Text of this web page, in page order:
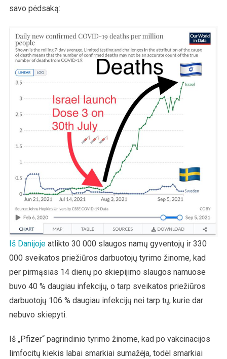
savo pėdsaką:
Iš Danijoje atlikto 30 000 slaugos namų gyventojų ir 330
000 sveikatos priežiūros darbuotojų tyrimo žinome, kad
per pirmąsias 14 dienų po skiepijimo slaugos namuose
buvo 40 % daugiau infekcijų, o tarp sveikatos priežiūros
darbuotojų 106 % daugiau infekcijų nei tarp tų, kurie dar
nebuvo skiepyti.
Iš „Pfizer“ pagrindinio tyrimo žinome, kad po vakcinacijos
limfocitų kiekis labai smarkiai sumažėja, todėl smarkiai